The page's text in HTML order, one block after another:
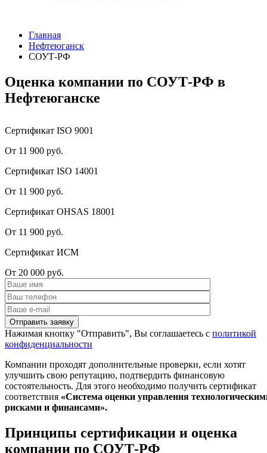
Главная
Нефтеюганск
СОУТ-РФ
Оценка компании по СОУТ-РФ в
Нефтеюганске
Сертификат ISO 9001
От 11 900 руб.
Сертификат ISO 14001
От 11 900 руб.
Сертификат OHSAS 18001
От 11 900 руб.
Сертификат ИСМ
От 20 000 руб.
Нажимая кнопку "Отправить", Вы соглашаетесь с политикой
конфиденциальности
Компании проходят дополнительные проверки, если хотят
улучшить свою репутацию, подтвердить финансовую
состоятельность. Для этого необходимо получить сертификат
соответствия «Система оценки управления
рисками и финансами».
Принципы сертификации и оценка
компании по СОУТ-РФ